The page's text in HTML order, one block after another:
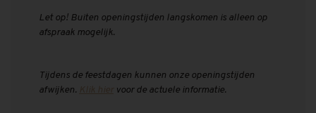
Let op! Buiten openingstijden langskomen is alleen op
afspraak mogelijk.
Tijdens de feestdagen kunnen onze openingstijden
afwijken.
voor de actuele informatie.